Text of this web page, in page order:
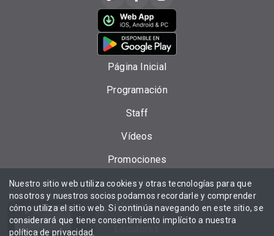
Página Inicial
Programación
Staff
Vídeos
Promociones
Eventos
Mensajes
Nuestro sitio web utiliza cookies y otras tecnologías para que
nosotros y nuestros socios podamos recordarle y comprender
cómo utiliza el sitio web. Si continúa navegando en este sitio, se
considerará que tiene consentimiento implícito a nuestra
política de privacidad